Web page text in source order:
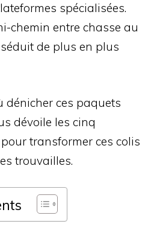
spécialisées.
chemin entre chasse au
de plus en plus
dénicher ces paquets
dévoile les cinq
transformer ces colis
trouvailles.